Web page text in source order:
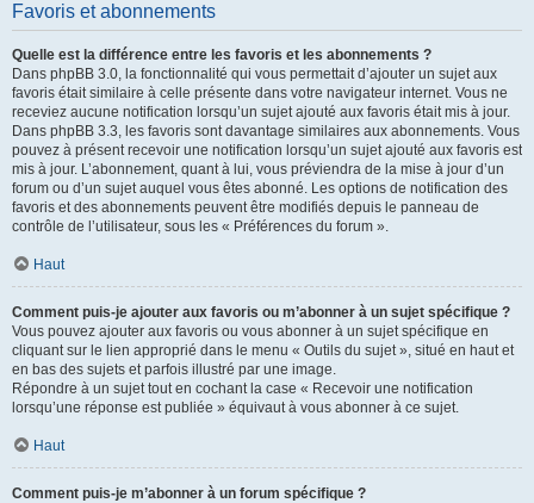
Favoris et abonnements
Quelle est la différence entre les favoris et les abonnements ?
Dans phpBB 3.0, la fonctionnalité qui vous permettait d’ajouter un sujet aux
favoris était similaire à celle présente dans votre navigateur internet. Vous ne
receviez aucune notification lorsqu’un sujet ajouté aux favoris était mis à jour.
Dans phpBB 3.3, les favoris sont davantage similaires aux abonnements. Vous
pouvez à présent recevoir une notification lorsqu’un sujet ajouté aux favoris est
mis à jour. L’abonnement, quant à lui, vous préviendra de la mise à jour d’un
forum ou d’un sujet auquel vous êtes abonné. Les options de notification des
favoris et des abonnements peuvent être modifiés depuis le panneau de
contrôle de l’utilisateur, sous les « Préférences du forum ».
Haut
Comment puis-je ajouter aux favoris ou m’abonner à un sujet spécifique ?
Vous pouvez ajouter aux favoris ou vous abonner à un sujet spécifique en
cliquant sur le lien approprié dans le menu « Outils du sujet », situé en haut et
en bas des sujets et parfois illustré par une image.
Répondre à un sujet tout en cochant la case « Recevoir une notification
lorsqu’une réponse est publiée » équivaut à vous abonner à ce sujet.
Haut
Comment puis-je m’abonner à un forum spécifique ?